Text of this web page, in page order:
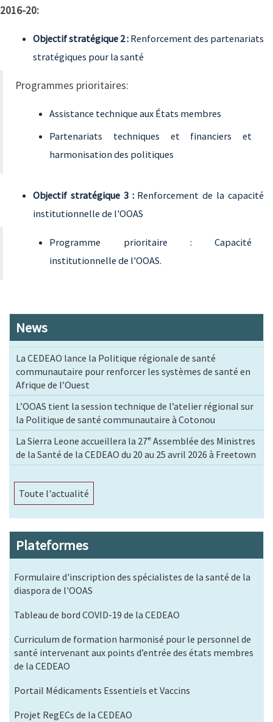
2016-20:
Objectif stratégique 2 : Renforcement des partenariats
stratégiques pour la santé
Programmes prioritaires:
Assistance technique aux États membres
Partenariats techniques et financiers et
harmonisation des politiques
Objectif stratégique 3 : Renforcement de la capacité
institutionnelle de l'OOAS
Programme prioritaire : Capacité
institutionnelle de l'OOAS.
News
La CEDEAO lance la Politique régionale de santé
communautaire pour renforcer les systèmes de santé en
Afrique de l’Ouest
L’OOAS tient la session technique de l’atelier régional sur
la Politique de santé communautaire à Cotonou
La Sierra Leone accueillera la 27ᵉ Assemblée des Ministres
de la Santé de la CEDEAO du 20 au 25 avril 2026 à Freetown
Toute l'actualité
Plateformes
Formulaire d'inscription des spécialistes de la santé de la
diaspora de l'OOAS
Tableau de bord COVID-19 de la CEDEAO
Curriculum de formation harmonisé pour le personnel de
santé intervenant aux points d’entrée des états membres
de la CEDEAO
Portail Médicaments Essentiels et Vaccins
Projet RegECs de la CEDEAO